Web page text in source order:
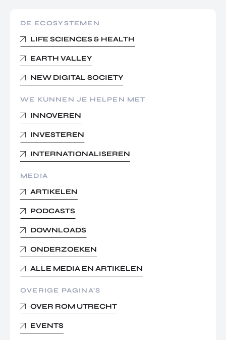
DE ECOSYSTEMEN
LIFE SCIENCES & HEALTH
EARTH VALLEY
NEW DIGITAL SOCIETY
WE KUNNEN JE HELPEN MET
INNOVEREN
INVESTEREN
INTERNATIONALISEREN
MEDIA
ARTIKELEN
PODCASTS
DOWNLOADS
ONDERZOEKEN
ALLE MEDIA EN ARTIKELEN
OVERIGE PAGINA’S
OVER ROM UTRECHT
EVENTS